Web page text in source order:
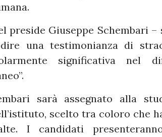
preside Giuseppe Schembari
una testimonianza di
significativa nel
sarà assegnato alla
scelto tra coloro che
I candidati